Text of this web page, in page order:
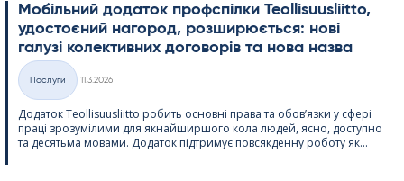
Мобільний додаток профспілки Teol­li­suus­liitto,
удостоєний нагород, розширюється: нові
галузі колективних договорів та нова назва
Категорії
Послуги
11.3.2026
Додаток Teol­li­suus­liitto робить основні права та обов’язки у сфері
праці зрозумілими для якнайширшого кола людей, ясно, доступно
та десятьма мовами. Додаток підтримує повсякденну роботу як...